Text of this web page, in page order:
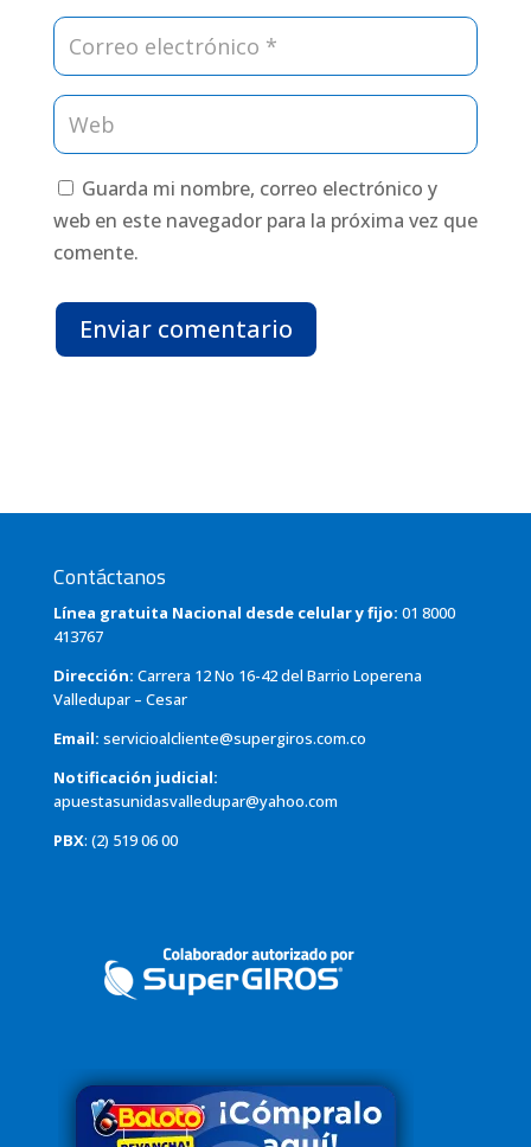
Guarda mi nombre, correo electrónico y
web en este navegador para la próxima vez que
comente.
Enviar comentario
Contáctanos
Línea gratuita Nacional desde celular y fijo: 01 8000
413767
Dirección: Carrera 12 No 16-42 del Barrio Loperena
Valledupar – Cesar
Email: servicioalcliente@supergiros.com.co
Notificación judicial:
apuestasunidasvalledupar@yahoo.com
PBX: (2) 519 06 00